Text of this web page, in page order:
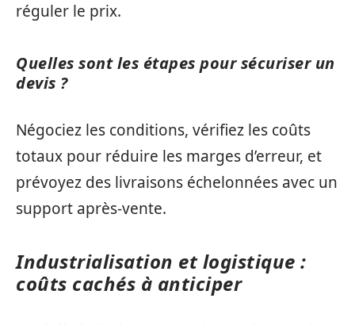
réguler le prix.
Quelles sont les étapes pour sécuriser un
devis ?
Négociez les conditions, vérifiez les coûts
totaux pour réduire les marges d’erreur, et
prévoyez des livraisons échelonnées avec un
support après-vente.
Industrialisation et logistique :
coûts cachés à anticiper